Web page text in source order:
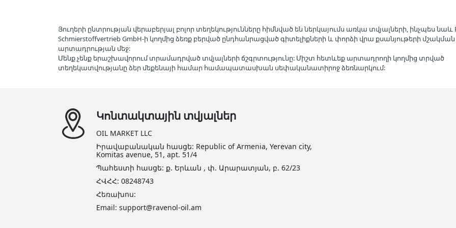
Յուղերի ընտրության վերաբերյալ բոլոր տեղեկությունները հիմնված են ներկայումս առկա տվյալների, ինչպես նաև
Schmierstoffvertrieb GmbH-ի կողմից ձեռք բերված ընդհանրացված գիտելիքների և փորձի վրա քսանյութերի
արտադրության մեջ:
Մենք չենք երաշխավորում տրամադրված տվյալների ճշգրտությունը: Միշտ հետևեք արտադրողի կողմից տրված
տեղեկատվությանը ձեր մեքենայի համար համապատասխան սեփականատիրոջ ձեռնարկում:
Կոնտակտային տվյալներ
OIL MARKET LLC
Իրավաբանական հասցե: Republic of Armenia, Yerevan city,
Komitas avenue, 51, apt. 51/4
Պահեստի հասցե: ք. Երևան , փ. Արարատյան, բ. 62/23
ՀՎՀՀ: 08248743
Հեռախոս:
Email: support@ravenol-oil.am